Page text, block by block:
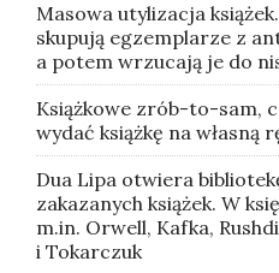
Masowa utylizacja
skupują egzemplarze z
a potem wrzucają je do
Książkowe zrób-to-sam,
wydać książkę na własną
Dua Lipa otwiera
zakazanych książek. W
m.in. Orwell, Kafka,
i Tokarczuk